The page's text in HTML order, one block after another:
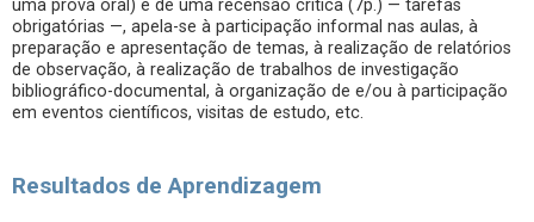
uma prova oral) e de uma recensão crítica (7p.) — tarefas
obrigatórias —, apela-se à participação informal nas aulas, à
preparação e apresentação de temas, à realização de relatórios
de observação, à realização de trabalhos de investigação
bibliográfico-documental, à organização de e/ou à participação
em eventos científicos, visitas de estudo, etc.
Resultados de Aprendizagem